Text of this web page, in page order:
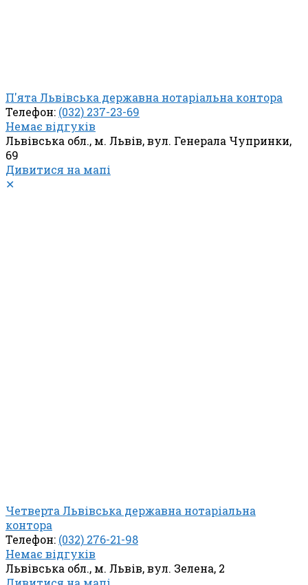
П'ята Львівська державна нотаріальна контора
Телефон: (032) 237-23-69
Немає відгуків
Львівська обл., м. Львів, вул. Генерала Чупринки,
69
Дивитися на мапі
✕
Четверта Львівська державна нотаріальна
контора
Телефон: (032) 276-21-98
Немає відгуків
Львівська обл., м. Львів, вул. Зелена, 2